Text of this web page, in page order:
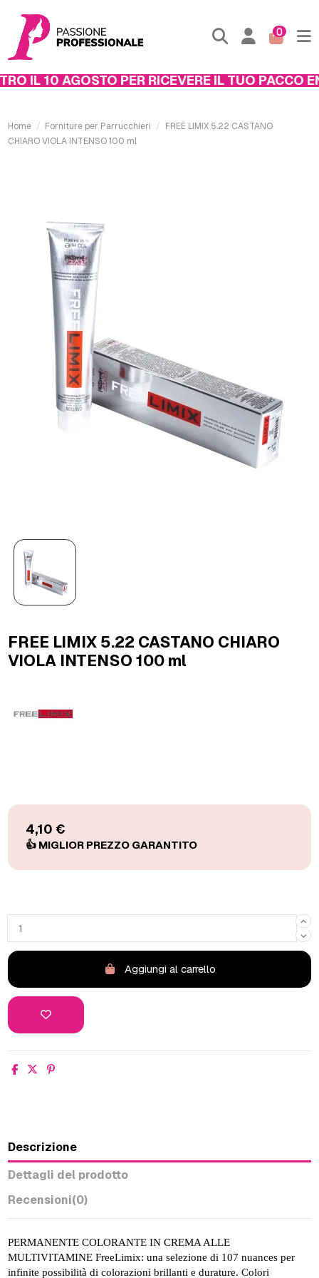
0
IL 10 AGOSTO PER RICEVERE IL TUO PACCO
Home Forniture per Parrucchieri
FREE LIMIX 5.22 CASTANO
CHIARO VIOLA INTENSO 100 ml
FREE LIMIX 5.22 CASTANO CHIARO
VIOLA INTENSO 100 ml
4,10 €
Aggiungi al carrello
Descrizione
Dettagli del prodotto
Recensioni(0)
PERMANENTE COLORANTE IN CREMA ALLE
MULTIVITAMINE FreeLimix: una selezione di 107 nuances per
infinite possibilità di colorazioni brillanti e durature. Colori